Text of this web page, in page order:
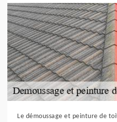
Le démoussage et peinture de